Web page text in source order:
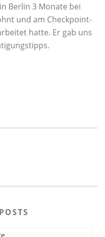
Berlin 3 Monate bei
und am Checkpoint-
hatte. Er gab uns